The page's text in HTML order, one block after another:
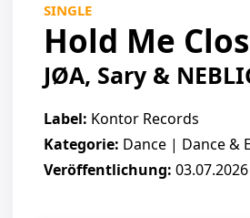
SINGLE
Hold Me
JØA, Sary &
Label: Kontor Records
Kategorie: Dance | Dance &
Veröffentlichung: 03.07.2026